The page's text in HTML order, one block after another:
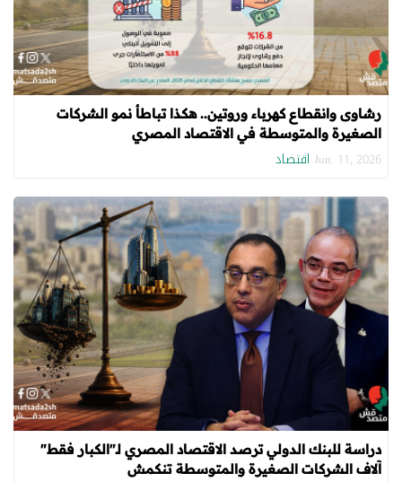
رشاوى وانقطاع كهرباء وروتين.. هكذا تباطأ نمو الشركات
الصغيرة والمتوسطة في الاقتصاد المصري
Jun. 11, 2026 اقتصاد
دراسة للبنك الدولي ترصد الاقتصاد المصري لـ"الكبار فقط"
آلاف الشركات الصغيرة والمتوسطة تنكمش